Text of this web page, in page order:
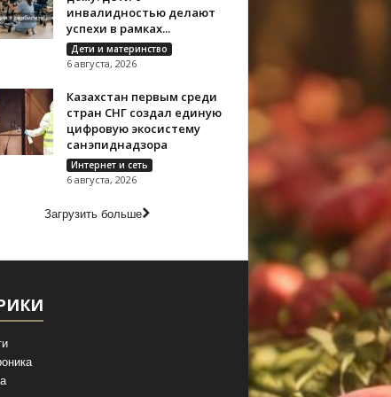
инвалидностью делают
успехи в рамках...
Дети и материнство
6 августа, 2026
Казахстан первым среди
стран СНГ создал единую
цифровую экосистему
санэпиднадзора
Интернет и сеть
6 августа, 2026
Загрузить больше